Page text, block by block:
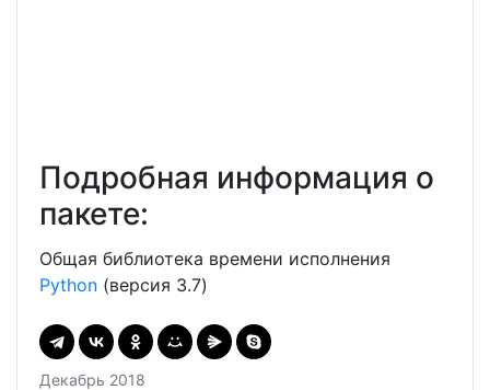
Подробная информация о
пакете:
Общая библиотека времени исполнения
Python (версия 3.7)
Декабрь 2018